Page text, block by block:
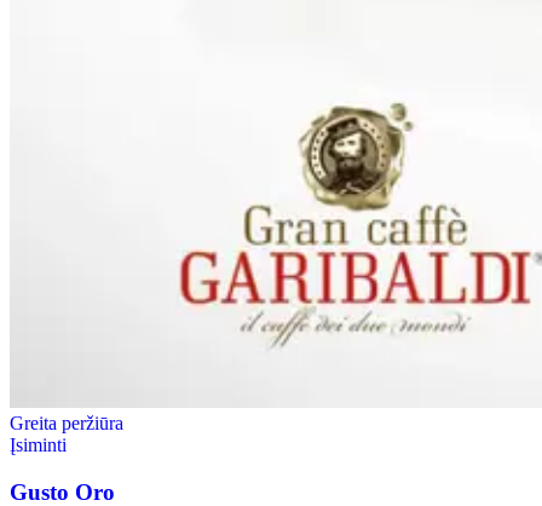
Greita peržiūra
Įsiminti
Gusto Oro